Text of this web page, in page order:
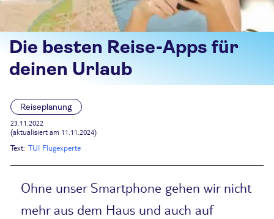
Die besten Reise-Apps für
deinen Urlaub
Reiseplanung
23.11.2022
(aktualisiert am 11.11.2024)
Text: TUI Flugexperte
Ohne unser Smartphone gehen wir nicht
mehr aus dem Haus und auch auf